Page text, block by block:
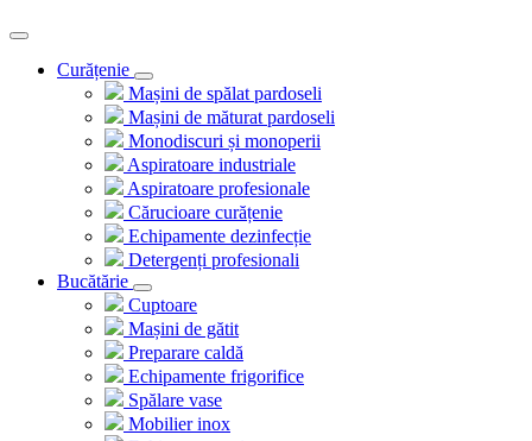
Curățenie
Mașini de spălat pardoseli
Mașini de măturat pardoseli
Monodiscuri și monoperii
Aspiratoare industriale
Aspiratoare profesionale
Cărucioare curățenie
Echipamente dezinfecție
Detergenți profesionali
Bucătărie
Cuptoare
Mașini de gătit
Preparare caldă
Echipamente frigorifice
Spălare vase
Mobilier inox